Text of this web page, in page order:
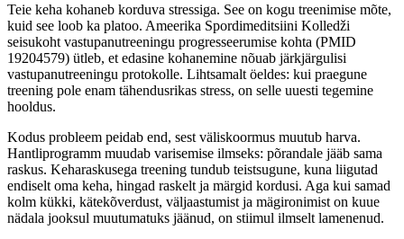
Teie keha kohaneb korduva stressiga. See on kogu treenimise mõte,
kuid see loob ka platoo. Ameerika Spordimeditsiini Kolledži
seisukoht vastupanutreeningu progresseerumise kohta (PMID
19204579) ütleb, et edasine kohanemine nõuab järkjärgulisi
vastupanutreeningu protokolle. Lihtsamalt öeldes: kui praegune
treening pole enam tähendusrikas stress, on selle uuesti tegemine
hooldus.
Kodus probleem peidab end, sest väliskoormus muutub harva.
Hantliprogramm muudab varisemise ilmseks: põrandale jääb sama
raskus. Keharaskusega treening tundub teistsugune, kuna liigutad
endiselt oma keha, hingad raskelt ja märgid kordusi. Aga kui samad
kolm kükki, kätekõverdust, väljaastumist ja mägironimist on kuue
nädala jooksul muutumatuks jäänud, on stiimul ilmselt lamenenud.